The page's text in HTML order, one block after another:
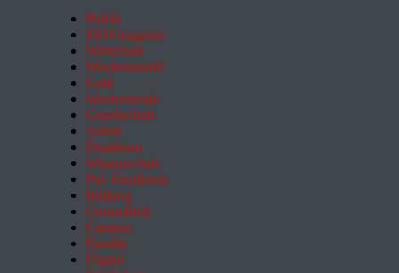
Politik
ZEITmagazin
Wirtschaft
Wochenmarkt
Geld
Wochenende
Gesellschaft
Arbeit
Feuilleton
Wissenschaft
Pol. Feuilleton
Bildung
Gesundheit
Campus
Familie
Digital